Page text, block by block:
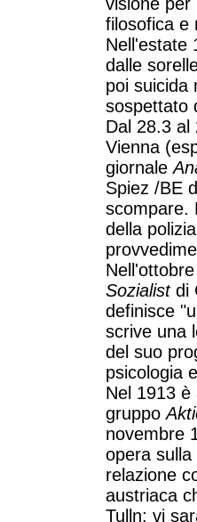
filosofica e
Nell'estate
dalle
poi suicida
sospettato
Dal 28.3 al
Vienna
giornale
Spiez /BE
scompare.
della
Sozialist di
definisce
scrive una
del suo
psicologia
Nel 1913
gruppo
novembre
opera
relazione
austriaca
Tulln: vi